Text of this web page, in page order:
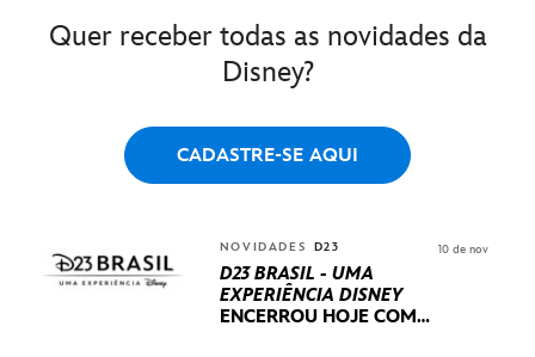
Quer receber todas as novidades da
Disney?
CADASTRE-SE AQUI
NOVIDADES D23
D23 BRASIL - UMA
EXPERIÊNCIA DISNEY
ENCERROU HOJE COM
10 de nov